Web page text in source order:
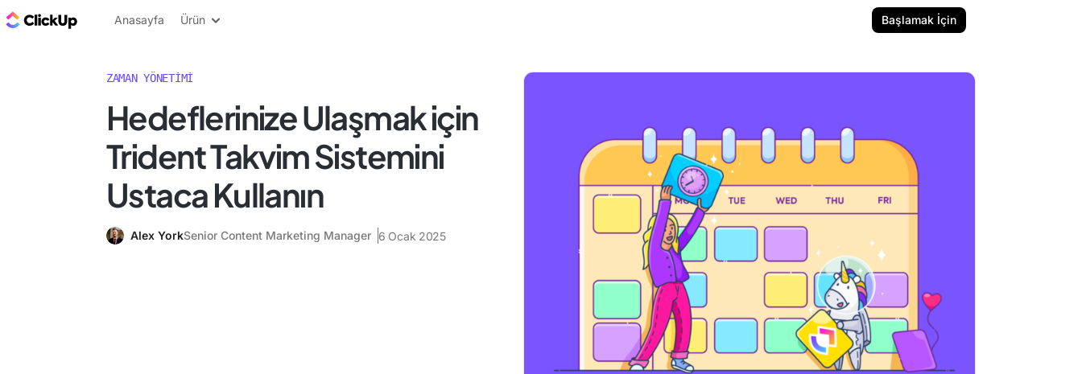
ClickUp Blog
Anasayfa Ürün Başlamak İçin
ZAMAN YÖNETIMI
Hedeflerinize Ulaşmak için
Trident Takvim Sistemini
Ustaca Kullanın
Alex YorkSenior Content Marketing Manager 6 Ocak 2025